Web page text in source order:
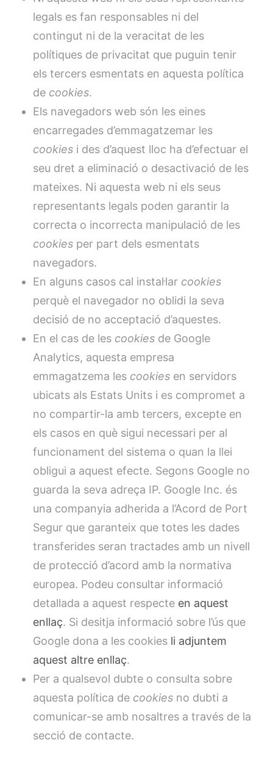
legals es fan responsables ni del
contingut ni de la veracitat de les
polítiques de privacitat que puguin tenir
els tercers esmentats en aquesta política
de cookies.
Els navegadors web són les eines
encarregades d’emmagatzemar les
cookies i des d’aquest lloc ha d’efectuar el
seu dret a eliminació o desactivació de les
mateixes. Ni aquesta web ni els seus
representants legals poden garantir la
correcta o incorrecta manipulació de les
cookies per part dels esmentats
navegadors.
En alguns casos cal instal·lar cookies
perquè el navegador no oblidi la seva
decisió de no acceptació d’aquestes.
En el cas de les cookies de Google
Analytics, aquesta empresa
emmagatzema les cookies en servidors
ubicats als Estats Units i es compromet a
no compartir-la amb tercers, excepte en
els casos en què sigui necessari per al
funcionament del sistema o quan la llei
obligui a aquest efecte. Segons Google no
guarda la seva adreça IP. Google Inc. és
una companyia adherida a l’Acord de Port
Segur que garanteix que totes les dades
transferides seran tractades amb un nivell
de protecció d’acord amb la normativa
europea. Podeu consultar informació
detallada a aquest respecte en aquest
enllaç. Si desitja informació sobre l’ús que
Google dona a les cookies li adjuntem
aquest altre enllaç.
Per a qualsevol dubte o consulta sobre
aquesta política de cookies no dubti a
comunicar-se amb nosaltres a través de la
secció de contacte.